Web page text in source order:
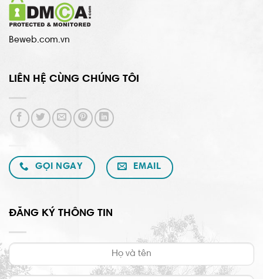
Beweb.com.vn
LIÊN HỆ CÙNG CHÚNG TÔI
GỌI NGAY EMAIL
ĐĂNG KÝ THÔNG TIN